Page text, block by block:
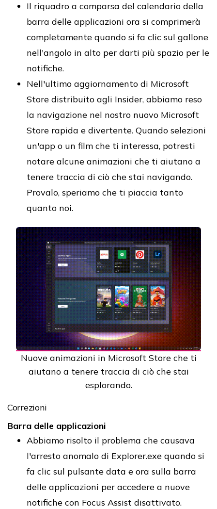
Il riquadro a comparsa del calendario della
barra delle applicazioni ora si comprimerà
completamente quando si fa clic sul gallone
nell'angolo in alto per darti più spazio per le
notifiche.
Nell'ultimo aggiornamento di Microsoft
Store distribuito agli Insider, abbiamo reso
la navigazione nel nostro nuovo Microsoft
Store rapida e divertente. Quando selezioni
un'app o un film che ti interessa, potresti
notare alcune animazioni che ti aiutano a
tenere traccia di ciò che stai navigando.
Provalo, speriamo che ti piaccia tanto
quanto noi.
Nuove animazioni in Microsoft Store che ti
aiutano a tenere traccia di ciò che stai
esplorando.
Correzioni
Barra delle applicazioni
Abbiamo risolto il problema che causava
l'arresto anomalo di Explorer.exe quando si
fa clic sul pulsante data e ora sulla barra
delle applicazioni per accedere a nuove
notifiche con Focus Assist disattivato.